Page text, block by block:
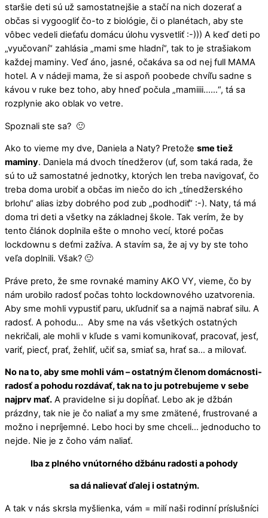
staršie deti sú už samostatnejšie a stačí na nich dozerať a
občas si vygoogliť čo-to z biológie, či o planétach, aby ste
vôbec vedeli dieťaťu domácu úlohu vysvetliť :-))) A keď deti po
„vyučovaní“ zahlásia „mami sme hladní“, tak to je strašiakom
každej maminy. Veď áno, jasné, očakáva sa od nej full MAMA
hotel. A v nádeji mama, že si aspoň poobede chvíľu sadne s
kávou v ruke bez toho, aby hneď počula „mamiiii……“, tá sa
rozplynie ako oblak vo vetre.
Spoznali ste sa? 🙂
Ako to vieme my dve, Daniela a Naty? Pretože sme tiež
maminy. Daniela má dvoch tínedžerov (uf, som taká rada, že
sú to už samostatné jednotky, ktorých len treba navigovať, čo
treba doma urobiť a občas im niečo do ich „tínedžerského
brlohu“ alias izby dobrého pod zub „podhodiť“ :-). Naty, tá má
doma tri deti a všetky na základnej škole. Tak verím, že by
tento článok doplnila ešte o mnoho vecí, ktoré počas
lockdownu s deťmi zažíva. A stavím sa, že aj vy by ste toho
veľa doplnili. Však? 🙂
Práve preto, že sme rovnaké maminy AKO VY, vieme, čo by
nám urobilo radosť počas tohto lockdownového uzatvorenia.
Aby sme mohli vypustiť paru, ukľudniť sa a najmä nabrať silu. A
radosť. A pohodu… Aby sme na vás všetkých ostatných
nekričali, ale mohli v kľude s vami komunikovať, pracovať, jesť,
variť, piecť, prať, žehliť, učiť sa, smiať sa, hrať sa… a milovať.
No na to, aby sme mohli vám – ostatným členom domácnosti-
radosť a pohodu rozdávať, tak na to ju potrebujeme v sebe
najprv mať. A pravidelne si ju dopĺňať. Lebo ak je džbán
prázdny, tak nie je čo naliať a my sme zmätené, frustrované a
možno i nepríjemné. Lebo hoci by sme chceli… jednoducho to
nejde. Nie je z čoho vám naliať.
Iba z plného vnútorného džbánu radosti a pohody
sa dá nalievať ďalej i ostatným.
A tak v nás skrsla myšlienka, vám = milí naši rodinní príslušníci